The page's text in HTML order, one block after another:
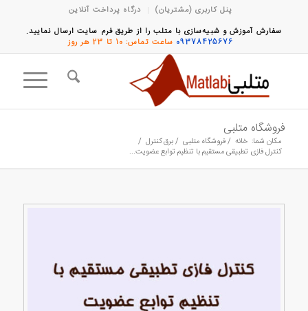
پنل کاربری (مشتریان)
درگاه پرداخت آنلاین
سفارش آموزش و شبیه‌سازی با متلب را از طریق فرم سایت ارسال نمایید.
09378425676 ساعت تماس: 10 تا 23 هر روز
فروشگاه متلبی
مکان شما: خانه /فروشگاه متلبی /برق کنترل /
کنترل فازی تطبیقی مستقیم با تنظیم توابع عضویت...